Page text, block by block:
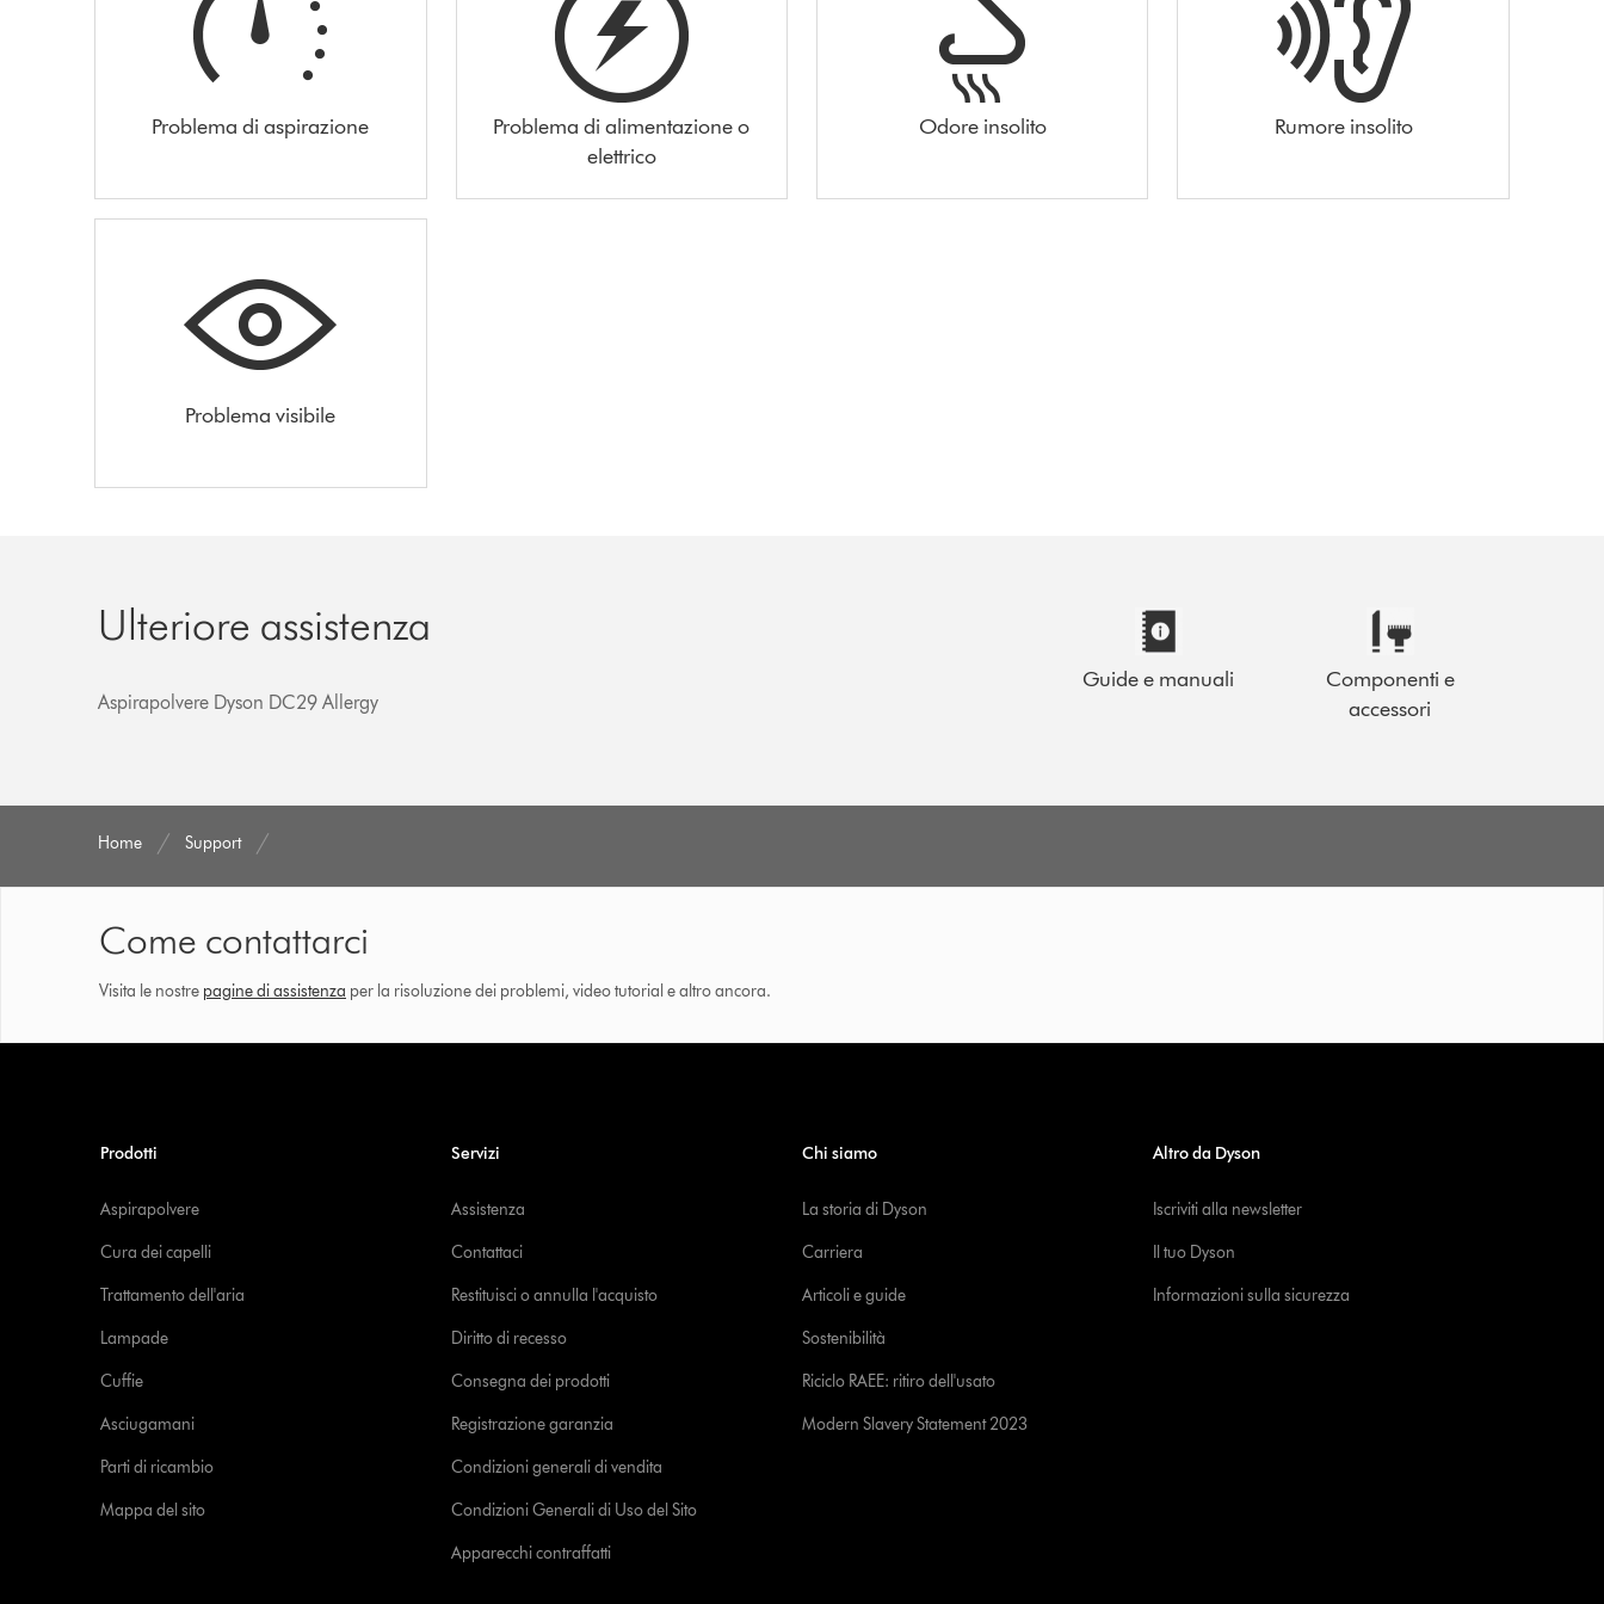
Problema di aspirazione
Problema di alimentazione o
elettrico
Odore insolito Rumore insolito
Problema visibile
Ulteriore assistenza
Aspirapolvere Dyson DC29 Allergy
Guide e manuali
Componenti e
accessori
Home Support
Come contattarci
Visita le nostre pagine di assistenza per la risoluzione dei problemi, video tutorial e altro ancora.
Prodotti
Aspirapolvere
Cura dei capelli
Trattamento dell'aria
Lampade
Cuffie
Asciugamani
Parti di ricambio
Mappa del sito
Servizi
Assistenza
Contattaci
Restituisci o annulla l'acquisto
Diritto di recesso
Consegna dei prodotti
Registrazione garanzia
Condizioni generali di vendita
Condizioni Generali di Uso del Sito
Apparecchi contraffatti
Chi siamo
La storia di Dyson
Carriera
Articoli e guide
Sostenibilità
Riciclo RAEE: ritiro dell'usato
Modern Slavery Statement 2023
Altro da Dyson
Iscriviti alla newsletter
Il tuo Dyson
Informazioni sulla sicurezza